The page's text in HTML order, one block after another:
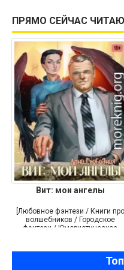
ПРЯМО СЕЙЧАС
Вит: мои ангелы
[Любовное фэнтези / Книги про
волшебников / Городское
фэнтези / Юмористическое